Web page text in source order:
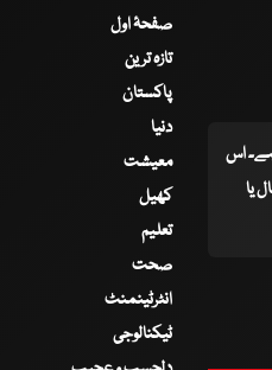
ہے۔ اس
یا
صفحۂ اول
تازہ ترین
پاکستان
دنیا
معیشت
کھیل
تعلیم
صحت
انٹرٹینمنٹ
ٹیکنالوجی